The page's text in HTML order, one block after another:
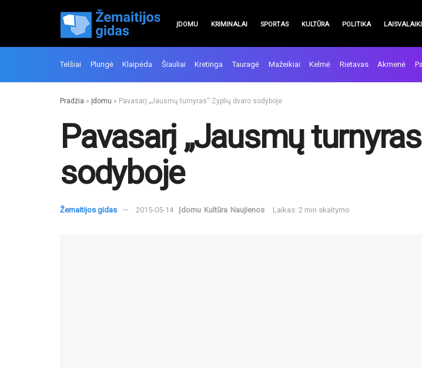
ĮDOMU KRIMINALAI SPORTAS KULTŪRA POLITIKA
Telšiai Plungė Klaipėda Šiauliai Kretinga Tauragė Mažeikiai Kelmė Rietavas Akmenė
Pradžia » Įdomu » Pavasarį „Jausmų turnyras“ Zyplių dvaro sodyboje
Pavasarį „Jausmų
sodyboje
Žemaitijos gidas 2015-05-14 Įdomu Kultūra Naujienos Laikas: 2 min skaitymo